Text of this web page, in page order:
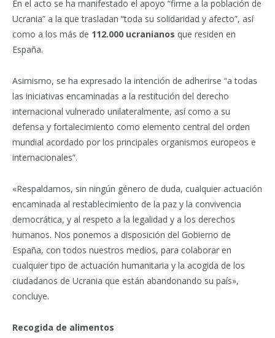
En el acto se ha manifestado el apoyo “firme a la población de
Ucrania” a la que trasladan “toda su solidaridad y afecto”, así
como a los más de 112.000 ucranianos que residen en
España.
Asimismo, se ha expresado la intención de adherirse “a todas
las iniciativas encaminadas a la restitución del derecho
internacional vulnerado unilateralmente, así como a su
defensa y fortalecimiento como elemento central del orden
mundial acordado por los principales organismos europeos e
internacionales”.
«Respaldamos, sin ningún género de duda, cualquier actuación
encaminada al restablecimiento de la paz y la convivencia
democrática, y al respeto a la legalidad y a los derechos
humanos. Nos ponemos a disposición del Gobierno de
España, con todos nuestros medios, para colaborar en
cualquier tipo de actuación humanitaria y la acogida de los
ciudadanos de Ucrania que están abandonando su país»,
concluye.
Recogida de alimentos